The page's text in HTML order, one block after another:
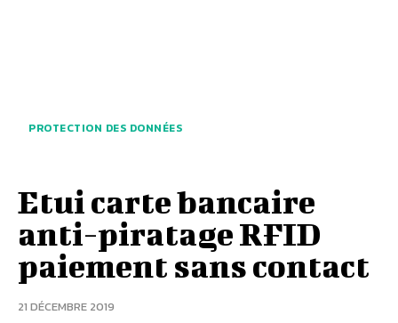
PROTECTION DES DONNÉES
Etui carte bancaire
anti-piratage RFID
paiement sans contact
21 DÉCEMBRE 2019